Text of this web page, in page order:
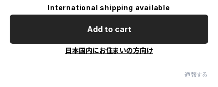
International shipping available
Add to cart
日本国内にお住まいの方向け
通報する